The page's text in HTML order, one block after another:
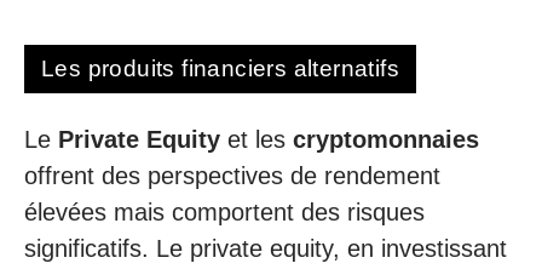
Les produits financiers alternatifs
Le Private Equity et les cryptomonnaies
offrent des perspectives de rendement
élevées mais comportent des risques
significatifs. Le private equity, en investissant